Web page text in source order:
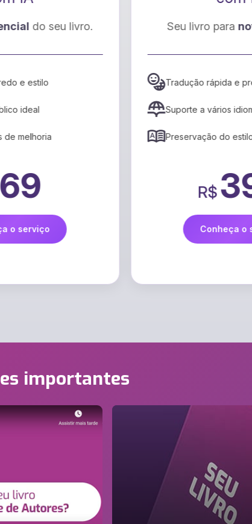
Seu livro para novos leitores
Tradução rápida e precisa
Suporte a vários idiomas
importantes